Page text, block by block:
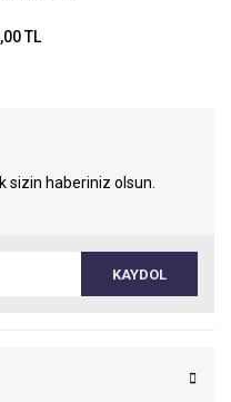
TL
sizin haberiniz olsun.
KAYDOL